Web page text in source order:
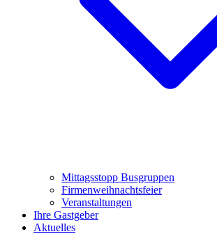
Mittagsstopp Busgruppen
Firmenweihnachtsfeier
Veranstaltungen
Ihre Gastgeber
Aktuelles